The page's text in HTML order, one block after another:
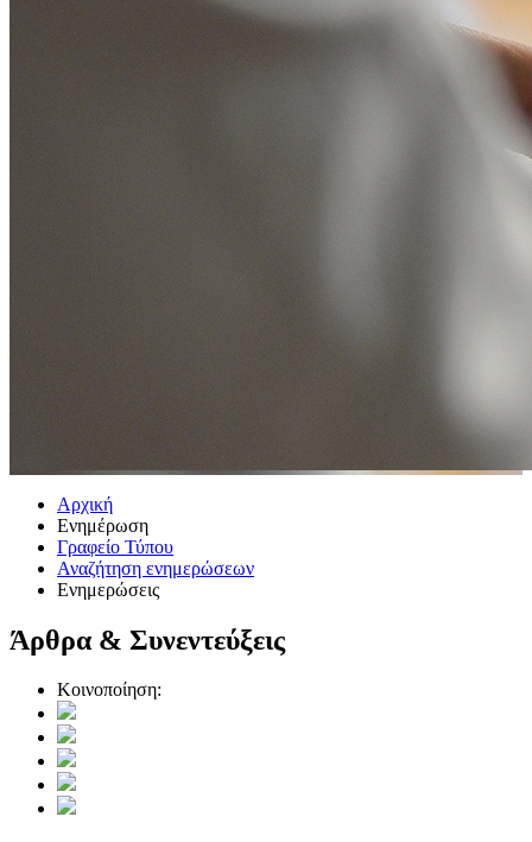
Αρχική
Ενημέρωση
Γραφείο Τύπου
Αναζήτηση ενημερώσεων
Ενημερώσεις
Άρθρα & Συνεντεύξεις
Κοινοποίηση: